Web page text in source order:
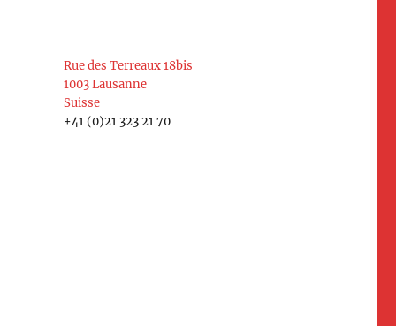
Rue des Terreaux 18bis
1003 Lausanne
Suisse
+41 (0)21 323 21 70